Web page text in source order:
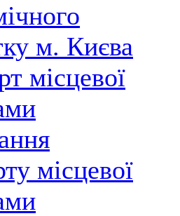
м. Києва
місцевої
місцевої